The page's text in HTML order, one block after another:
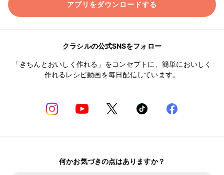
アプリをダウンロードする
クラシルの公式SNSをフォロー
「きちんとおいしく作れる」をコンセプトに、簡単においしく
作れるレシピ動画を毎日配信しています。
何かお気づきの点はありますか？